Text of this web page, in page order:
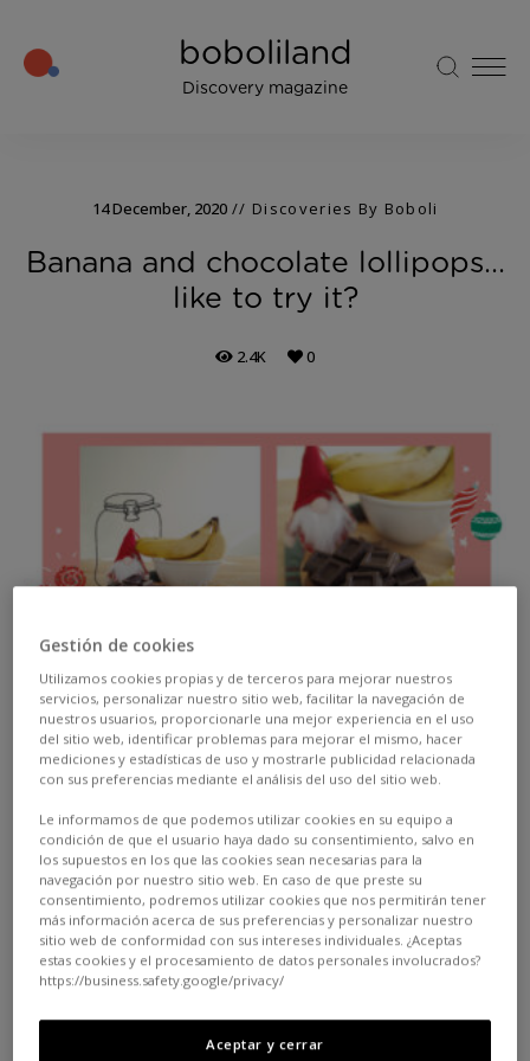
boboliland
Discovery magazine
14 December, 2020 Discoveries By Boboli
Banana and chocolate lollipops…
like to try it?
2.4K 0
We’re carrying on with our Christmas recipes so that
the festive days can be even sweeter and more special.
secret because it’s so delicious that only you can know
it. Guess what it is?Banana and chocolate lollipops!
The supreme way to enjoy this fruit!
Besides, do you know the advantage of this recipe?
although today we will be making the
Gestión de cookies
Utilizamos cookies propias y de terceros para mejorar nuestros
servicios, personalizar nuestro sitio web, facilitar la navegación de
nuestros usuarios, proporcionarle una mejor experiencia en el uso
del sitio web, identificar problemas para mejorar el mismo, hacer
mediciones y estadísticas de uso y mostrarle publicidad relacionada
con sus preferencias mediante el análisis del uso del sitio web.
Le informamos de que podemos utilizar cookies en su equipo a
condición de que el usuario haya dado su consentimiento, salvo en
los supuestos en los que las cookies sean necesarias para la
navegación por nuestro sitio web. En caso de que preste su
consentimiento, podremos utilizar cookies que nos permitirán tener
más información acerca de sus preferencias y personalizar nuestro
sitio web de conformidad con sus intereses individuales. ¿Aceptas
estas cookies y el procesamiento de datos personales involucrados?
https://business.safety.google/privacy/
Aceptar y cerrar